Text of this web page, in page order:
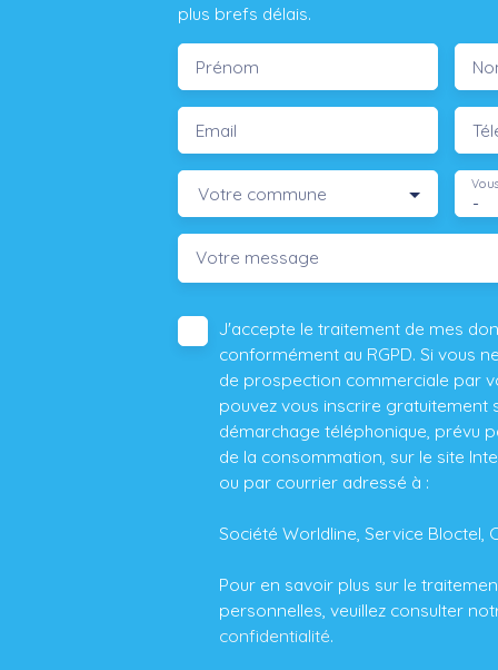
plus brefs délais.
Prénom
Email
Votre commune -
Votre message
J'accepte le traitement de mes
conformément au RGPD. Si vous
de prospection commerciale par
pouvez vous inscrire gratuitement
démarchage téléphonique, prévu
de la consommation, sur le site
ou par courrier adressé à :
Société Worldline, Service Bloctel,
Pour en savoir plus sur le
personnelles, veuillez consulter
confidentialité.